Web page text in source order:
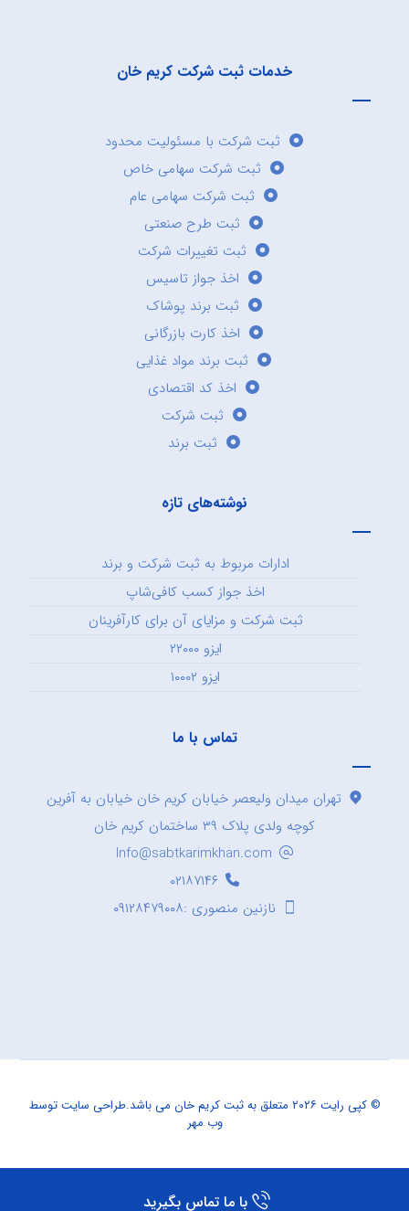
خدمات ثبت شرکت کریم خان
ثبت شرکت با مسئولیت محدود
ثبت شرکت سهامی خاص
ثبت شرکت سهامی عام
ثبت طرح صنعتی
ثبت تغییرات شرکت
اخذ جواز تاسیس
ثبت برند پوشاک
اخذ کارت بازرگانی
ثبت برند مواد غذایی
اخذ کد اقتصادی
ثبت شرکت
ثبت برند
نوشته‌های تازه
ادارات مربوط به ثبت شرکت و برند
اخذ جواز کسب کافی‌شاپ
ثبت شرکت و مزایای آن برای کارآفرینان
ایزو ۲۲۰۰۰
ایزو ۱۰۰۰۲
تماس با ما
تهران میدان ولیعصر خیابان کریم خان خیابان به آفرین
کوچه ولدی پلاک ۳۹ ساختمان کریم خان
Info@sabtkarimkhan.com
۰۲۱۸۷۱۴۶
نازنین منصوری :۰۹۱۲۸۴۷۹۰۰۸
© کپی رایت ۲۰۲۶ متعلق به ثبت کریم خان می باشد. طراحی سایتتوسط
وب مهر
با ما تماس بگیرید